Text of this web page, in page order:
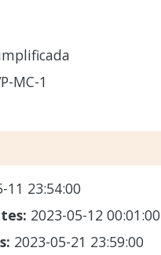
MC-1
11 23:54:00
2023-05-12 00:01:00
2023-05-21 23:59:00